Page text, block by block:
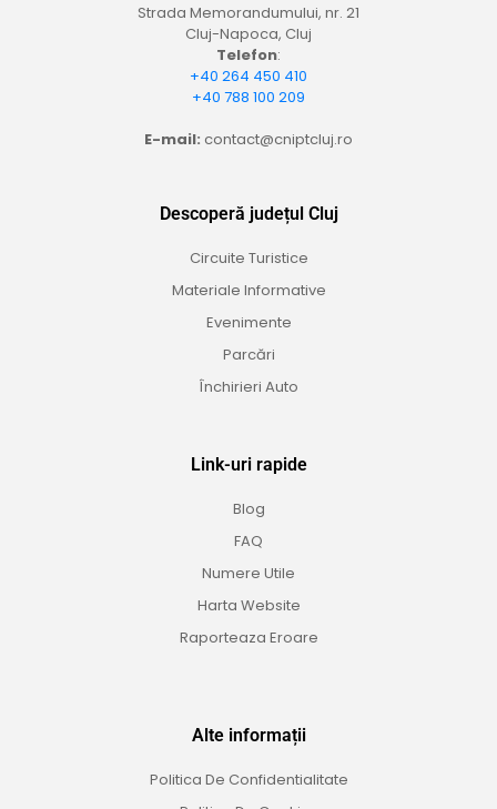
Strada Memorandumului, nr. 21
Cluj-Napoca, Cluj
Telefon:
+40 264 450 410
+40 788 100 209
E-mail: contact@cniptcluj.ro
Descoperă județul Cluj
Circuite Turistice
Materiale Informative
Evenimente
Parcări
Închirieri Auto
Link-uri rapide
Blog
FAQ
Numere Utile
Harta Website
Raporteaza Eroare
Alte informații
Politica De Confidentialitate